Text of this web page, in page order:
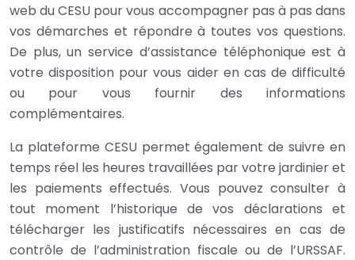
web du CESU pour vous accompagner pas à pas dans
vos démarches et répondre à toutes vos questions.
De plus, un service d’assistance téléphonique est à
votre disposition pour vous aider en cas de difficulté
ou pour vous fournir des informations
complémentaires.
La plateforme CESU permet également de suivre en
temps réel les heures travaillées par votre jardinier et
les paiements effectués. Vous pouvez consulter à
tout moment l’historique de vos déclarations et
télécharger les justificatifs nécessaires en cas de
contrôle de l’administration fiscale ou de l’URSSAF.